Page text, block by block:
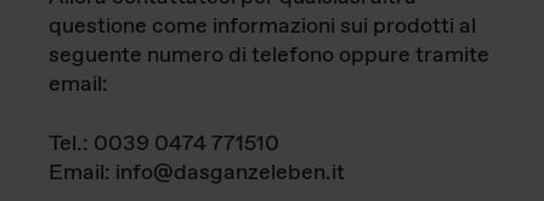
questione come informazioni sui prodotti al
seguente numero di telefono oppure tramite
email:
Tel.: 0039 0474 771510
Email: info@dasganzeleben.it